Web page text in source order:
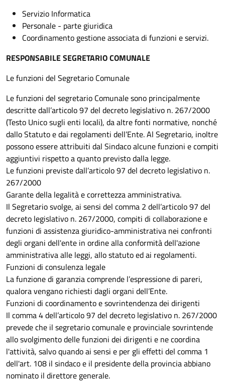
Servizio Informatica
Personale - parte giuridica
Coordinamento gestione associata di funzioni e servizi.
RESPONSABILE SEGRETARIO COMUNALE
Le funzioni del Segretario Comunale
Le funzioni del segretario Comunale sono principalmente
descritte dall’articolo 97 del decreto legislativo n. 267/2000
(Testo Unico sugli enti locali), da altre fonti normative, nonché
dallo Statuto e dai regolamenti dell’Ente. Al Segretario, inoltre
possono essere attribuiti dal Sindaco alcune funzioni e compiti
aggiuntivi rispetto a quanto previsto dalla legge.
Le funzioni previste dall’articolo 97 del decreto legislativo n.
267/2000
Garante della legalità e correttezza amministrativa.
Il Segretario svolge, ai sensi del comma 2 dell’articolo 97 del
decreto legislativo n. 267/2000, compiti di collaborazione e
funzioni di assistenza giuridico-amministrativa nei confronti
degli organi dell'ente in ordine alla conformità dell'azione
amministrativa alle leggi, allo statuto ed ai regolamenti.
Funzioni di consulenza legale
La funzione di garanzia comprende l’espressione di pareri,
qualora vengano richiesti dagli organi dell’Ente.
Funzioni di coordinamento e sovrintendenza dei dirigenti
Il comma 4 dell’articolo 97 del decreto legislativo n. 267/2000
prevede che il segretario comunale e provinciale sovrintende
allo svolgimento delle funzioni dei dirigenti e ne coordina
l'attività, salvo quando ai sensi e per gli effetti del comma 1
dell'art. 108 il sindaco e il presidente della provincia abbiano
nominato il direttore generale.